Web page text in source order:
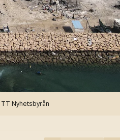
TT Nyhetsbyrån